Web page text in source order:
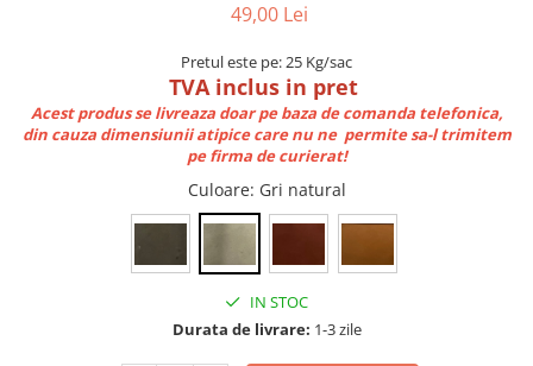
49,00 Lei
Pretul este pe: 25 Kg/sac
TVA inclus in pret
Acest produs se livreaza doar pe baza de comanda telefonica,
din cauza dimensiunii atipice care nu ne permite sa-l trimitem
pe firma de curierat!
Culoare: Gri natural
IN STOC
Durata de livrare: 1-3 zile